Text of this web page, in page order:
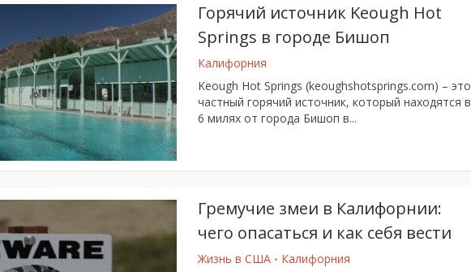
Горячий источник Keough Hot
Springs в городе Бишоп
Калифорния
Keough Hot Springs (keoughshotsprings.com) – это
частный горячий источник, который находятся в
6 милях от города Бишоп в...
Гремучие змеи в Калифорнии:
чего опасаться и как себя вести
Жизнь в США • Калифорния